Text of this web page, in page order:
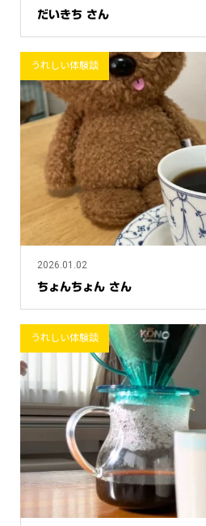
だいきち さん
2026.01.02
ちょんちょん さん
うれしい体験談
うれしい体験談